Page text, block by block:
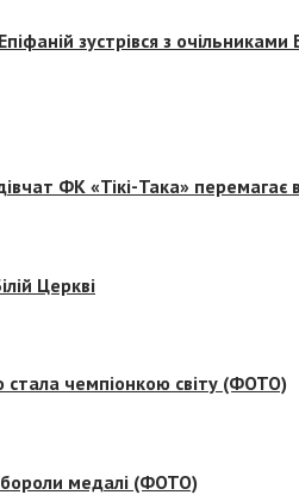
зустрівся з очільниками
ФК «Тікі-Така» перемагає
Церкві
стала чемпіонкою світу (ФОТО)
медалі (ФОТО)